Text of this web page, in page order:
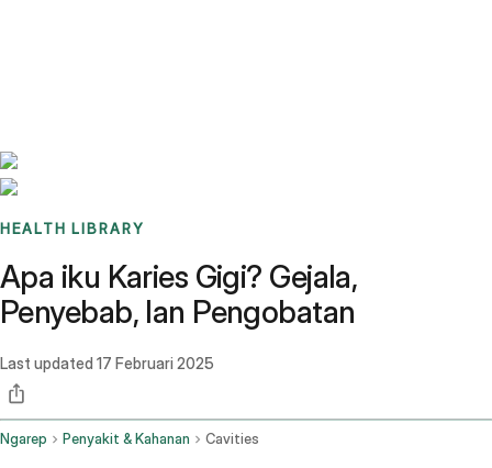
HEALTH LIBRARY
Apa iku Karies Gigi? Gejala,
Penyebab, lan Pengobatan
Last updated 17 Februari 2025
Ngarep Penyakit & Kahanan Cavities